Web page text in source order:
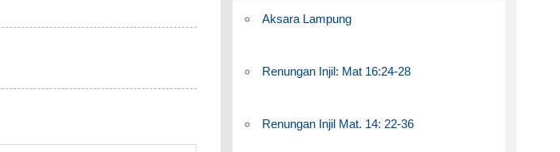
Aksara Lampung
Renungan Injil: Mat 16:24-28
Renungan Injil Mat. 14: 22-36